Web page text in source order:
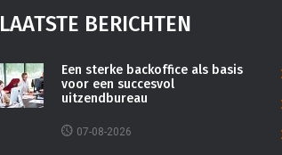
LAATSTE BERICHTEN
Een sterke backoffice als basis
voor een succesvol
uitzendbureau
07-08-2026